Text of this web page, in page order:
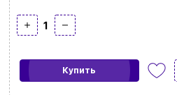
1
Купить